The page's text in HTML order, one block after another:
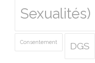
Sexualités)
Consentement DGS